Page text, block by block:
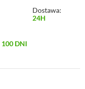
Dostawa:
24H
100 DNI